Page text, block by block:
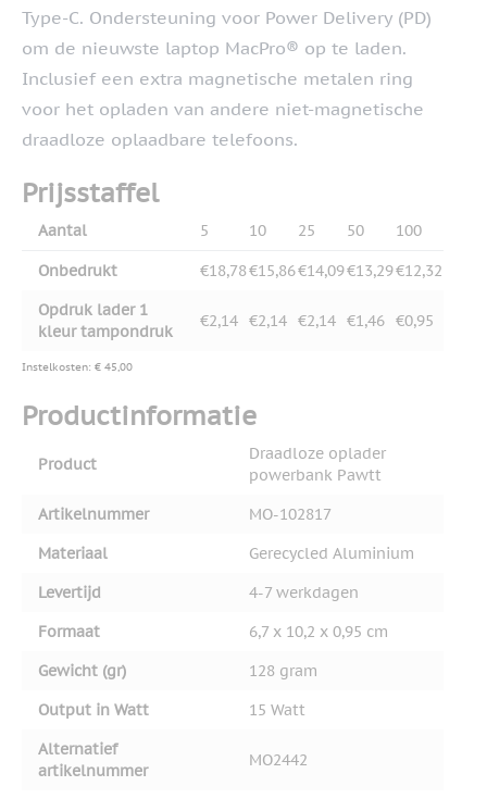
Type-C. Ondersteuning voor Power Delivery (PD)
om de nieuwste laptop MacPro® op te laden.
Inclusief een extra magnetische metalen ring
voor het opladen van andere niet-magnetische
draadloze oplaadbare telefoons.
Prijsstaffel
Aantal 5 10 25 50 100
Onbedrukt €18,78€15,86€14,09€13,29€12,32
Opdruk lader 1
kleur tampondruk
€2,14 €2,14 €2,14 €1,46 €0,95
Instelkosten: € 45,00
Productinformatie
Product
Draadloze oplader
powerbank Pawtt
Artikelnummer
MO-102817
Materiaal
Gerecycled Aluminium
Levertijd
4-7 werkdagen
Formaat
6,7 x 10,2 x 0,95 cm
Gewicht (gr)
128 gram
Output in Watt
15 Watt
Alternatief
artikelnummer
MO2442